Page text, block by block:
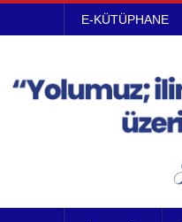
E-KÜTÜPHANE